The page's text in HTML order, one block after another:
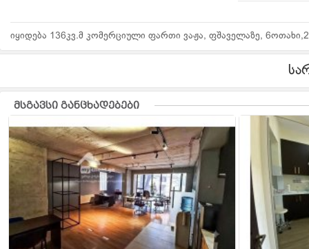
იყიდება 136კვ.მ კომერციული ფართი ვაჟა, ფშაველაზე,
მსგავსი განცხადებები